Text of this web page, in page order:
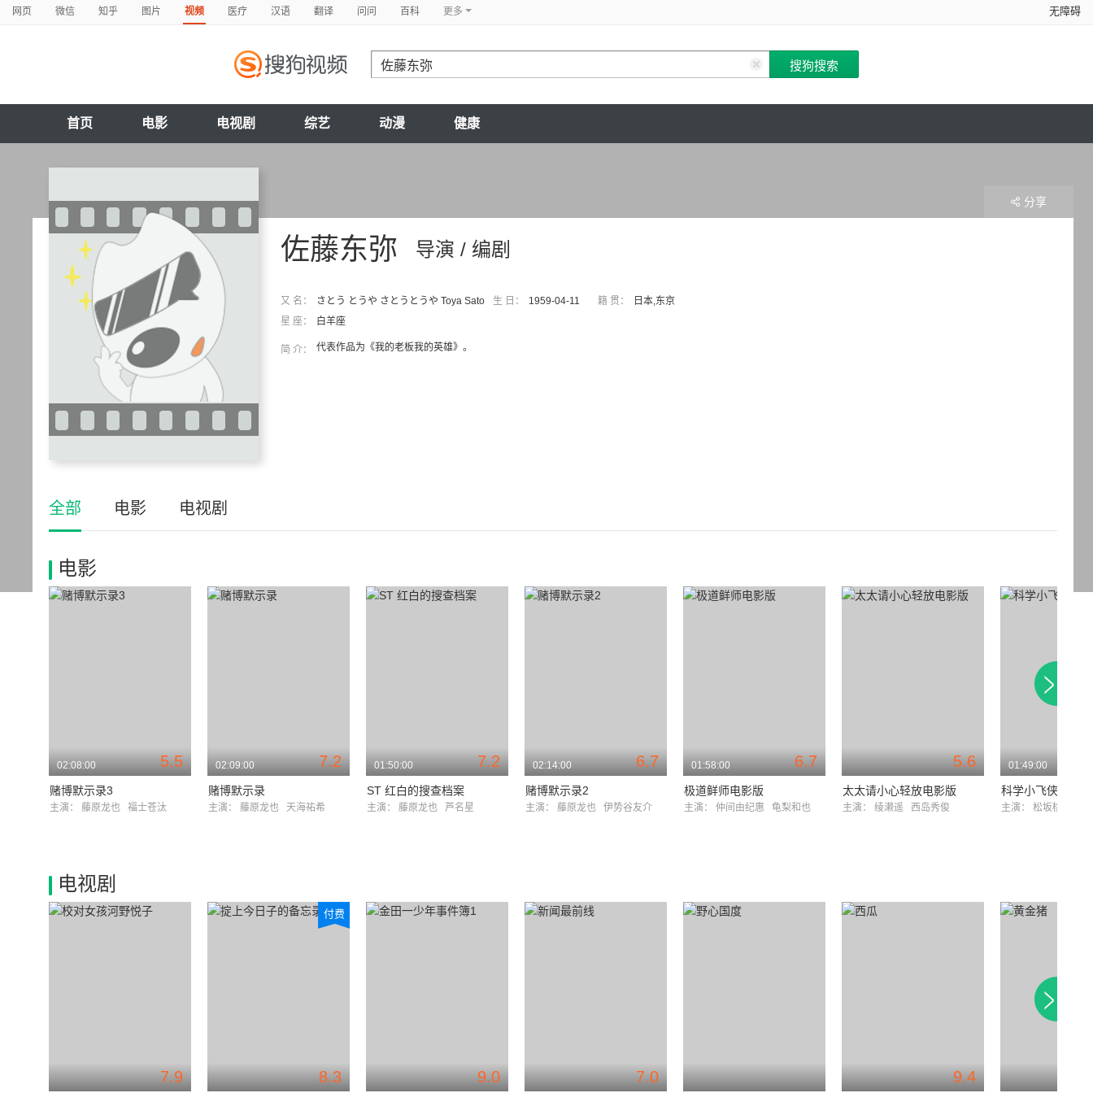
网页 微信 知乎 图片 视频 医疗 汉语 翻译 问问 百科 更多 无障碍
首页 电影 电视剧 综艺 动漫 健康
导演 / 编剧
佐藤东弥
又 名： さとう とうや さとうとうや Toya Sato 生 日： 1959-04-11 籍 贯：
日本,东京
星 座：
白羊座
简 介： 代表作品为《我的老板我的英雄》。
分享
全部 电影 电视剧
电影
5.5
02:08:00
赌博默示录3
主演： 藤原龙也 福士苍汰
7.2
02:09:00
赌博默示录
主演： 藤原龙也 天海祐希
7.2
01:50:00
ST 红白的搜查档案
主演： 藤原龙也 芦名星
6.7
02:14:00
赌博默示录2
主演： 藤原龙也 伊势谷友介
6.7
01:58:00
极道鲜师电影版
主演： 仲间由纪惠 龟梨和也
5.6
太太请小心轻放电影版
主演： 绫濑遥 西岛秀俊
01:49:00
科学小飞侠
主演： 松坂桃李
电视剧
7.9 8.3
付费
9.0 7.0 9.4